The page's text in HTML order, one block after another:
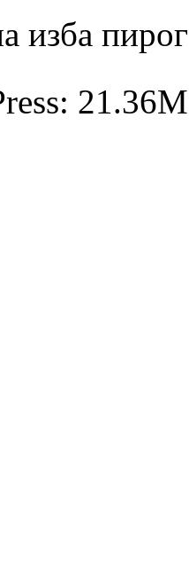
изба